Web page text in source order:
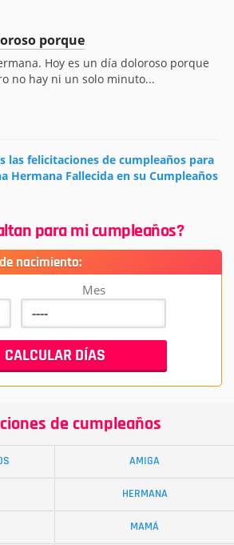
porque
Hoy es un día doloroso porque
no hay ni un solo minuto...
las felicitaciones de cumpleaños para
Hermana Fallecida en su Cumpleaños
para mi cumpleaños?
nacimiento:
Mes
de cumpleaños
AMIGA
HERMANA
MAMÁ